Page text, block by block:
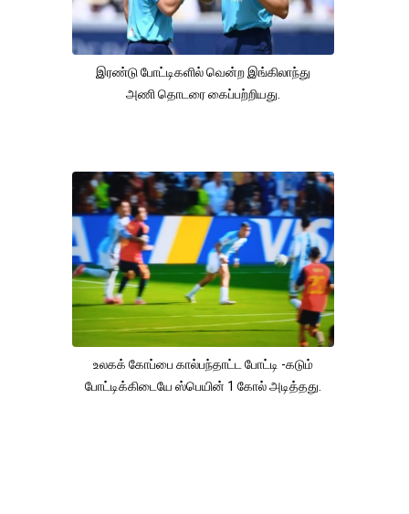
இரண்டு போட்டிகளில் வென்ற இங்கிலாந்து
அணி தொடரை கைப்பற்றியது.
உலகக் கோப்பை கால்பந்தாட்ட போட்டி -கடும்
போட்டிக்கிடையே ஸ்பெயின் 1 கோல் அடித்தது.